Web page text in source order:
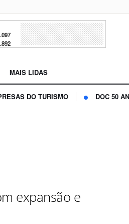
MAIS LIDAS
DO TURISMO DOC 50
expansão e